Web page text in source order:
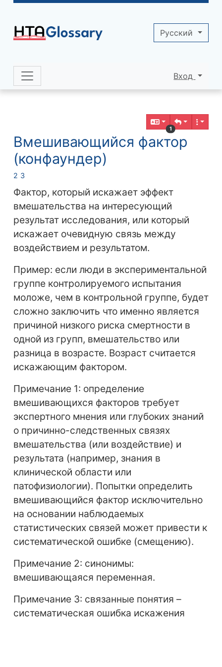
Navigation and related functionality
1
Вмешивающийся фактор
(конфаундер)
2 3
Фактор, который искажает эффект
вмешательства на интересующий
результат исследования, или который
искажает очевидную связь между
воздействием и результатом.
Пример: если люди в экспериментальной
группе контролируемого испытания
моложе, чем в контрольной группе, будет
сложно заключить что именно является
причиной низкого риска смертности в
одной из групп, вмешательство или
разница в возрасте. Возраст считается
искажающим фактором.
Примечание 1: определение
вмешивающихся факторов требует
экспертного мнения или глубоких знаний
о причинно-следственных связях
вмешательства (или воздействие) и
результата (например, знания в
клинической области или
патофизиологии). Попытки определить
вмешивающийся фактор исключительно
на основании наблюдаемых
статистических связей может привести к
систематической ошибке (смещению).
Примечание 2: синонимы:
вмешивающаяся переменная.
Примечание 3: связанные понятия –
систематическая ошибка искажения
Site identity, navigation, etc.
Вход
Pусский